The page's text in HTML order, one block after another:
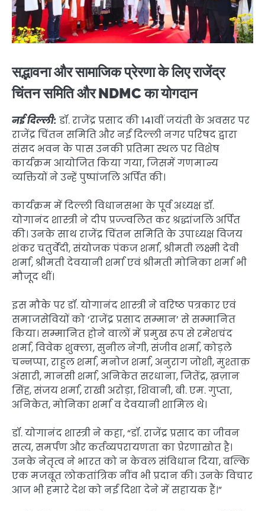
सद्भावना और सामाजिक प्रेरणा के लिए राजेंद्र
चिंतन समिति और NDMC का योगदान
नई दिल्ली: डॉ. राजेंद्र प्रसाद की 141वीं जयंती के अवसर पर
राजेंद्र चिंतन समिति और नई दिल्ली नगर परिषद द्वारा
संसद भवन के पास उनकी प्रतिमा स्थल पर विशेष
कार्यक्रम आयोजित किया गया, जिसमें गणमान्य
व्यक्तियों ने उन्हें पुष्पांजलि अर्पित की।
कार्यक्रम में दिल्ली विधानसभा के पूर्व अध्यक्ष डॉ.
योगानंद शास्त्री ने दीप प्रज्ज्वलित कर श्रद्धांजलि अर्पित
की। उनके साथ राजेंद्र चिंतन समिति के उपाध्यक्ष विजय
शंकर चतुर्वेदी, संयोजक पंकज शर्मा, श्रीमती लक्ष्मी देवी
शर्मा, श्रीमती देवयानी शर्मा एवं श्रीमती मोनिका शर्मा भी
मौजूद थीं।
इस मौके पर डॉ. योगानंद शास्त्री ने वरिष्ठ पत्रकार एवं
समाजसेवियों को ‘राजेंद्र प्रसाद सम्मान’ से सम्मानित
किया। सम्मानित होने वालों में प्रमुख रूप से रमेशचंद
शर्मा, विवेक शुक्ला, सुनील नेगी, संजीव शर्मा, कोड़ले
चन्नप्पा, राहुल शर्मा, मनोज शर्मा, अनुराग जोशी, मुश्ताक़
अंसारी, मानसी शर्मा, अनिकेत सरधाना, जितेंद्र, ख़ज़ान
सिंह, संजय शर्मा, राखी अरोड़ा, शिवानी, बी. एम. गुप्ता,
अनिकेत, मोनिका शर्मा व देवयानी शामिल थे।
डॉ. योगानंद शास्त्री ने कहा, “डॉ. राजेंद्र प्रसाद का जीवन
सत्य, समर्पण और कर्तव्यपरायणता का प्रेरणास्रोत है।
उनके नेतृत्व ने भारत को न केवल संविधान दिया, बल्कि
एक मजबूत लोकतांत्रिक नींव भी प्रदान की। उनके विचार
आज भी हमारे देश को नई दिशा देने में सहायक हैं।”